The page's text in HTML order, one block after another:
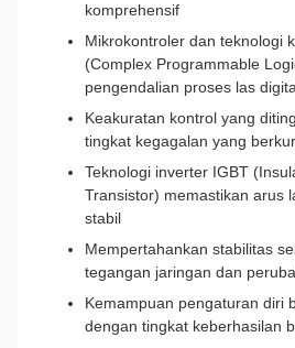
komprehensif
Mikrokontroler dan teknologi
(Complex Programmable
pengendalian proses las
Keakuratan kontrol yang
tingkat kegagalan yang
Teknologi inverter IGBT
Transistor) memastikan arus
stabil
Mempertahankan stabilitas
tegangan jaringan dan
Kemampuan pengaturan diri
dengan tingkat keberhasilan